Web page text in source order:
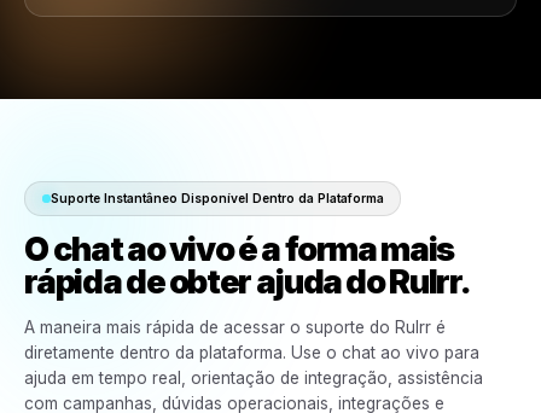
faturação e ferramentas da plataforma.
Orientação de campanhas
Suporte para configuração de campanhas, estado,
desempenho, alterações e próximos passos.